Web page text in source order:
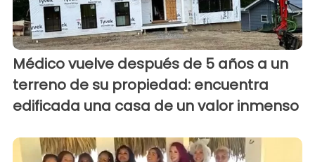
Médico vuelve después de 5 años a un
terreno de su propiedad: encuentra
edificada una casa de un valor inmenso